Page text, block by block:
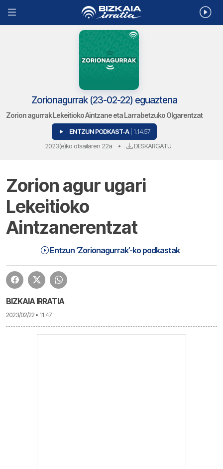
Zorionagurrak (23-02-22) eguaztena
Zorion agurrak Lekeitioko Aintzane eta Larrabetzuko Olgarentzat
ENTZUN PODKAST-A | 1:14:57
2023(e)ko otsailaren 22a • DESKARGATU
Zorion agur ugari
Lekeitioko
Aintzanerentzat
Entzun ‘Zorionagurrak’-ko podkastak
1:14:57 Zorionagurrak (23-02-22) eguaztena | Zorionagurrak
BIZKAIA IRRATIA
2023/02/22 • 11:47